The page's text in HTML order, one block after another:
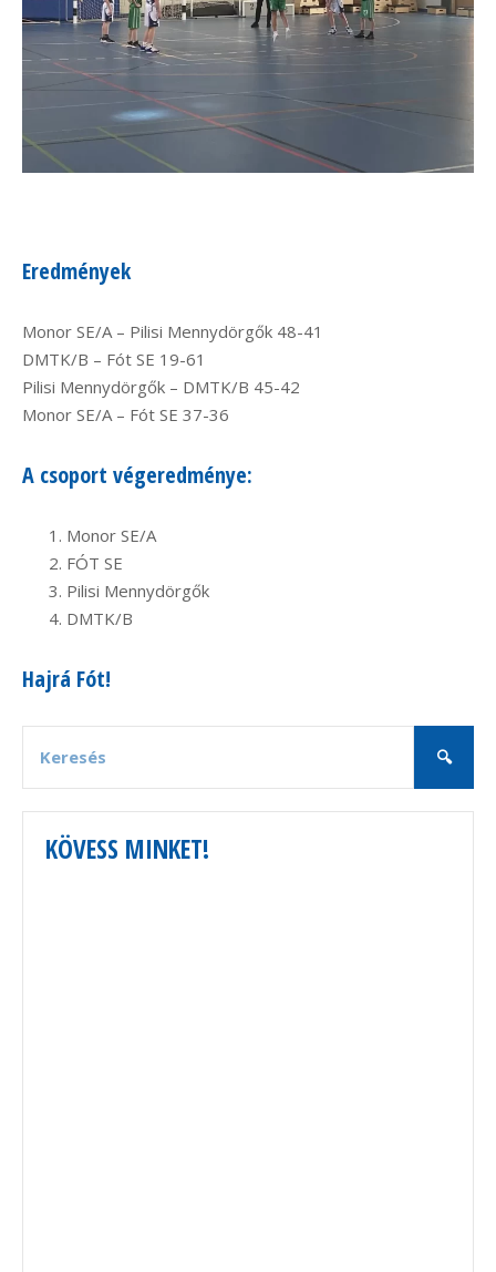
Eredmények
Monor SE/A – Pilisi Mennydörgők 48-41
DMTK/B – Fót SE 19-61
Pilisi Mennydörgők – DMTK/B 45-42
Monor SE/A – Fót SE 37-36
A csoport végeredménye:
Monor SE/A
FÓT SE
Pilisi Mennydörgők
DMTK/B
Hajrá Fót!
KÖVESS MINKET!